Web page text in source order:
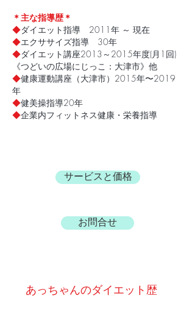
＊主な指導歴＊
◆ダイエット指導 2011年 ～ 現在
◆エクササイズ指導 30年
◆ダイエット講座2013～2015年度(月1回)
《つどいの広場にじっこ：大津市》他
◆健康運動講座（大津市）2015年〜2019
年
◆健美操指導20年
◆企業内フィットネス健康・栄養指導
サービスと価格
お問合せ
あっちゃんのダイエット歴